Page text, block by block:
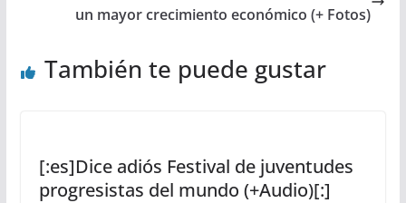
un mayor crecimiento económico (+ Fotos)
También te puede gustar
[:es]Dice adiós Festival de juventudes
progresistas del mundo (+Audio)[:]